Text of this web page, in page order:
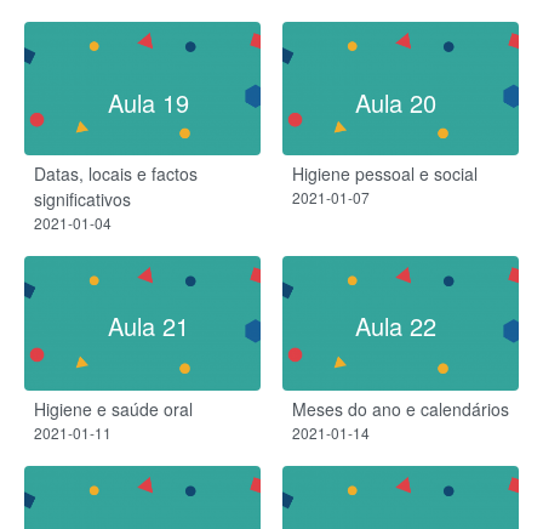
Aula 19
Datas, locais e factos
significativos
2021-01-04
Aula 20
Higiene pessoal e social
2021-01-07
Aula 21
Higiene e saúde oral
2021-01-11
Aula 22
Meses do ano e calendários
2021-01-14